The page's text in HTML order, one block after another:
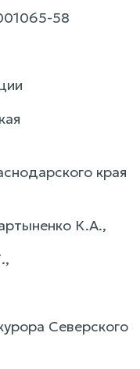
58
края
К.А.,
Северского